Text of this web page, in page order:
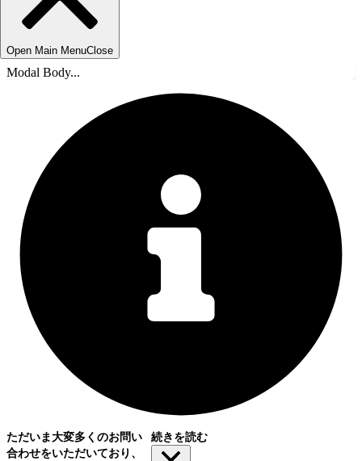
Open Main MenuClose
Modal Body...
ただいま大変多くのお問い
合わせをいただいており、
続きを読む